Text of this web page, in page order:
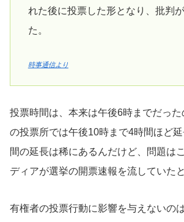
れた後に投票した形となり、批判
た。
時事通信より
投票時間は、本来は午後6時までだっ
の投票所では午後10時まで4時間ほど
間の延長は稀にあるんだけど、問題は
ディアが選挙の開票速報を流していた
有権者の投票行動に影響を与えないの